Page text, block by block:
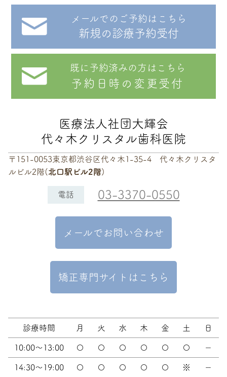
メールでのご予約はこちら
新規の診療予約受付
既に予約済みの方はこちら
予約日時の変更受付
医療法人社団大輝会
代々木クリスタル歯科医院
〒151-0053東京都渋谷区代々木1-35-4 代々木クリスタ
ルビル2階(北口駅ビル2階)
電話 03-3370-0550
メールでお問い合わせ
矯正専門サイトはこちら
診療時間 月 火 水 木 金 土 日
10:00～13:00 〇 〇 〇 〇 〇 〇 －
14:30～19:00 〇 〇 〇 〇 〇 ※ －